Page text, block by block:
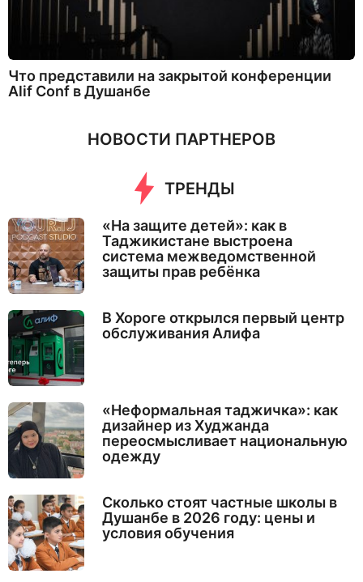
Что представили на закрытой конференции
Alif Conf в Душанбе
НОВОСТИ ПАРТНЕРОВ
ТРЕНДЫ
«На защите детей»: как в
Таджикистане выстроена
система межведомственной
защиты прав ребёнка
В Хороге открылся первый центр
обслуживания Алифа
«Неформальная таджичка»: как
дизайнер из Худжанда
переосмысливает национальную
одежду
Сколько стоят частные школы в
Душанбе в 2026 году: цены и
условия обучения